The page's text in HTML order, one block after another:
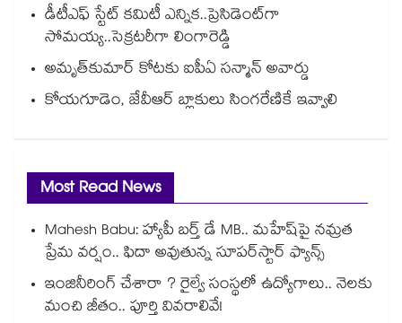
డీటీఎఫ్ స్టేట్ కమిటీ ఎన్నిక..ప్రెసిడెంట్‌‌‌‌‌‌‌‌‌‌‌‌‌‌‌‌గా
సోమయ్య..సెక్రటరీగా లింగారెడ్డి
అమృత్‌‌‌‌‌‌‌‌కుమార్‌‌‌‌‌‌‌‌ కోటకు ఐపీఏ సన్మాన్‌‌‌‌‌‌‌‌ అవార్డు
కోయగూడెం, జేవీఆర్ బ్లాకులు సింగరేణికే ఇవ్వాలి
Most Read News
Mahesh Babu: హ్యాపీ బర్త్ డే MB.. మహేష్‌పై నమ్రత
ప్రేమ వర్షం.. ఫిదా అవుతున్న సూపర్‌స్టార్ ఫ్యాన్స్
ఇంజినీరింగ్ చేశారా ? రైల్వే సంస్థలో ఉద్యోగాలు.. నెలకు
మంచి జీతం.. పూర్తి వివరాలివే!